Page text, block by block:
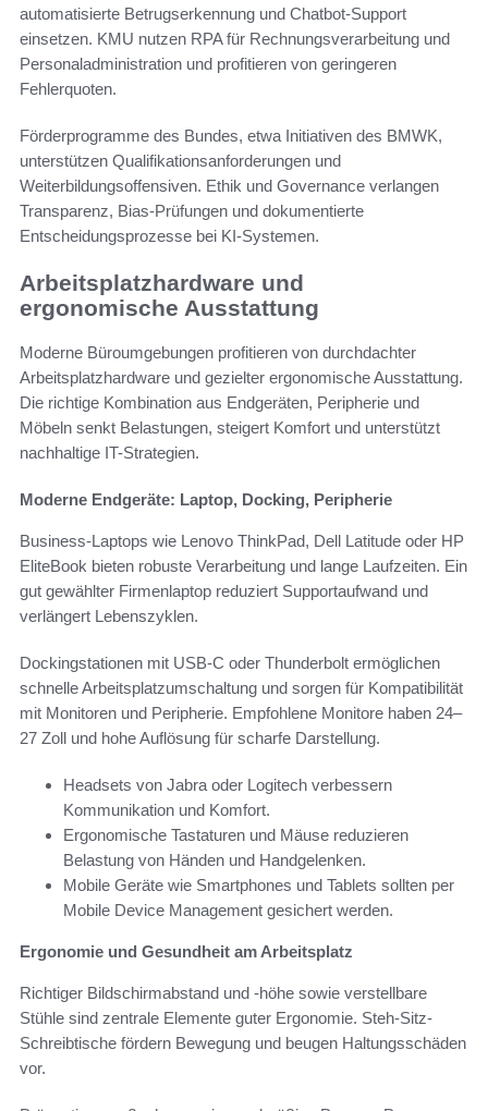
automatisierte Betrugserkennung und Chatbot-Support
einsetzen. KMU nutzen RPA für Rechnungsverarbeitung und
Personaladministration und profitieren von geringeren
Fehlerquoten.
Förderprogramme des Bundes, etwa Initiativen des BMWK,
unterstützen Qualifikationsanforderungen und
Weiterbildungsoffensiven. Ethik und Governance verlangen
Transparenz, Bias-Prüfungen und dokumentierte
Entscheidungsprozesse bei KI-Systemen.
Arbeitsplatzhardware und
ergonomische Ausstattung
Moderne Büroumgebungen profitieren von durchdachter
Arbeitsplatzhardware und gezielter ergonomische Ausstattung.
Die richtige Kombination aus Endgeräten, Peripherie und
Möbeln senkt Belastungen, steigert Komfort und unterstützt
nachhaltige IT-Strategien.
Moderne Endgeräte: Laptop, Docking, Peripherie
Business-Laptops wie Lenovo ThinkPad, Dell Latitude oder HP
EliteBook bieten robuste Verarbeitung und lange Laufzeiten. Ein
gut gewählter Firmenlaptop reduziert Supportaufwand und
verlängert Lebenszyklen.
Dockingstationen mit USB-C oder Thunderbolt ermöglichen
schnelle Arbeitsplatzumschaltung und sorgen für Kompatibilität
mit Monitoren und Peripherie. Empfohlene Monitore haben 24–
27 Zoll und hohe Auflösung für scharfe Darstellung.
Headsets von Jabra oder Logitech verbessern
Kommunikation und Komfort.
Ergonomische Tastaturen und Mäuse reduzieren
Belastung von Händen und Handgelenken.
Mobile Geräte wie Smartphones und Tablets sollten per
Mobile Device Management gesichert werden.
Ergonomie und Gesundheit am Arbeitsplatz
Richtiger Bildschirmabstand und -höhe sowie verstellbare
Stühle sind zentrale Elemente guter Ergonomie. Steh-Sitz-
Schreibtische fördern Bewegung und beugen Haltungsschäden
vor.